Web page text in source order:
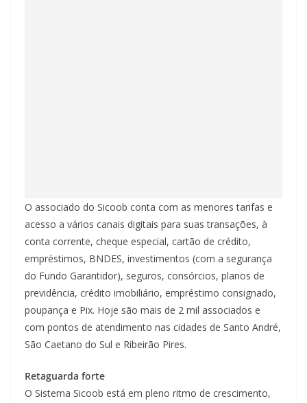
O associado do Sicoob conta com as menores tarifas e
acesso a vários canais digitais para suas transações, à
conta corrente, cheque especial, cartão de crédito,
empréstimos, BNDES, investimentos (com a segurança
do Fundo Garantidor), seguros, consórcios, planos de
previdência, crédito imobiliário, empréstimo consignado,
poupança e Pix. Hoje são mais de 2 mil associados e
com pontos de atendimento nas cidades de Santo André,
São Caetano do Sul e Ribeirão Pires.
Retaguarda forte
O Sistema Sicoob está em pleno ritmo de crescimento,